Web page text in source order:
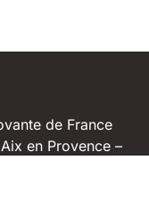
de France
en Provence –